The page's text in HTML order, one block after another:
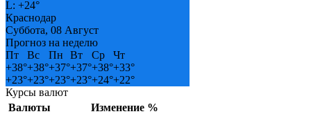
L: +24°
Краснодар
Суббота, 08 Август
Прогноз на неделю
Пт
Вс Пн Вт Ср
Чт
+38°+38°+37°+37°+38°+33°
+23°+23°+23°+23°+24°+22°
Курсы валют
Валюты
Изменение %